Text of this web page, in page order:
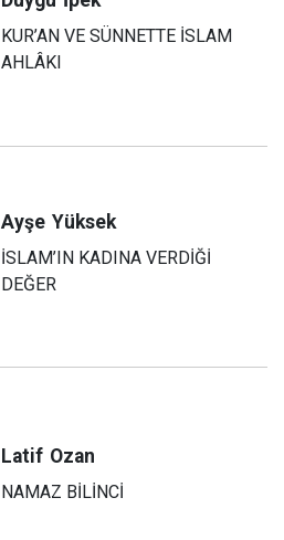
KUR’AN VE SÜNNETTE İSLAM
AHLÂKI
Ayşe Yüksek
İSLAM’IN KADINA VERDİĞİ
DEĞER
Latif Ozan
NAMAZ BİLİNCİ